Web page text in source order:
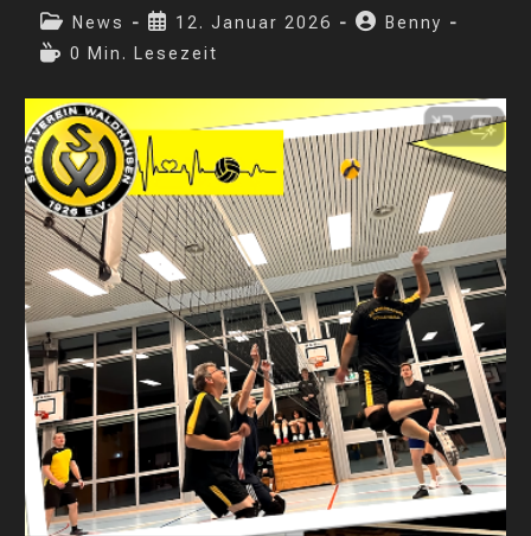
Beitrags-
Kategorie:
News
Beitrag
veröffentlicht:
12. Januar 2026
Beitrags-
Benny
Lesedauer:
0 Min. Lesezeit